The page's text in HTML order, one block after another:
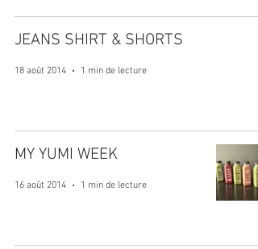
JEANS SHIRT & SHORTS
18 août 2014 1 min de lecture
MY YUMI WEEK
16 août 2014 1 min de lecture